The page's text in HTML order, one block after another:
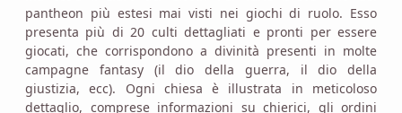
pantheon più estesi mai visti nei giochi di ruolo. Esso
presenta più di 20 culti dettagliati e pronti per essere
giocati, che corrispondono a divinità presenti in molte
campagne fantasy (il dio della guerra, il dio della
giustizia, ecc). Ogni chiesa è illustrata in meticoloso
dettaglio, comprese informazioni su chierici, gli ordini